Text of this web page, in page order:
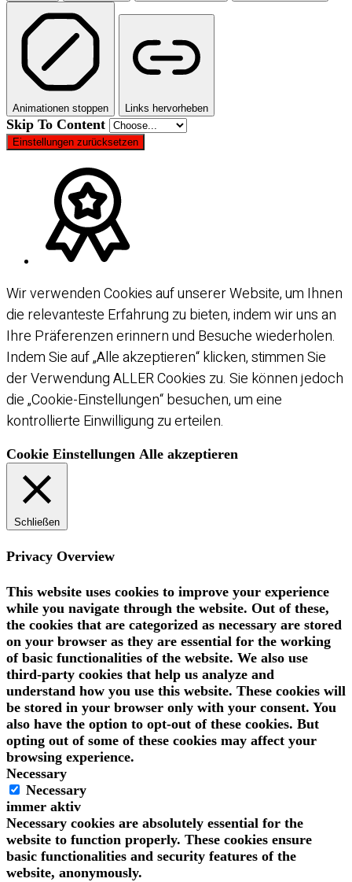
Animationen stoppen Links hervorheben
Skip To Content
Einstellungen zurücksetzen
Wir verwenden Cookies auf unserer Website, um Ihnen
die relevanteste Erfahrung zu bieten, indem wir uns an
Ihre Präferenzen erinnern und Besuche wiederholen.
Indem Sie auf „Alle akzeptieren“ klicken, stimmen Sie
der Verwendung ALLER Cookies zu. Sie können jedoch
die „Cookie-Einstellungen“ besuchen, um eine
kontrollierte Einwilligung zu erteilen.
Cookie Einstellungen Alle akzeptieren
Schließen
Privacy Overview
This website uses cookies to improve your experience
while you navigate through the website. Out of these,
the cookies that are categorized as necessary are stored
on your browser as they are essential for the working
of basic functionalities of the website. We also use
third-party cookies that help us analyze and
understand how you use this website. These cookies will
be stored in your browser only with your consent. You
also have the option to opt-out of these cookies. But
opting out of some of these cookies may affect your
browsing experience.
Necessary
Necessary
immer aktiv
Necessary cookies are absolutely essential for the
website to function properly. These cookies ensure
basic functionalities and security features of the
website, anonymously.